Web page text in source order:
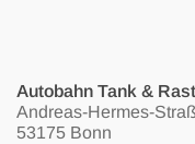
Autobahn Tank &
Andreas-Hermes-
53175 Bonn